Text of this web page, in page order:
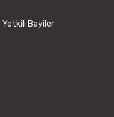
Yetkili Bayiler